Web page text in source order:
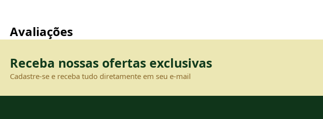
Avaliações
Receba nossas ofertas exclusivas
Cadastre-se e receba tudo diretamente em seu e-mail